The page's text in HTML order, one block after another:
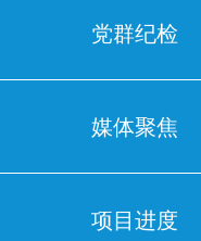
党群纪检
媒体聚焦
项目进度